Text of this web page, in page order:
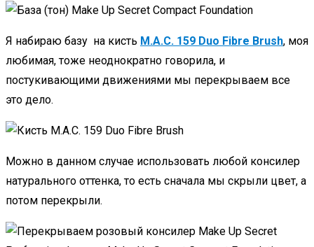
Я набираю базу на кисть M.A.C. 159 Duo Fibre Brush, моя
любимая, тоже неоднократно говорила, и
постукивающими движениями мы перекрываем все
это дело.
Можно в данном случае использовать любой консилер
натурального оттенка, то есть сначала мы скрыли цвет, а
потом перекрыли.